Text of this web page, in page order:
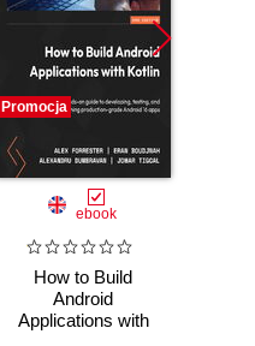
Promocja
ebook
How to Build
Android
Applications with